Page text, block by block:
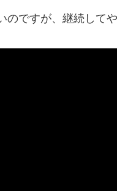
ですが、継続して